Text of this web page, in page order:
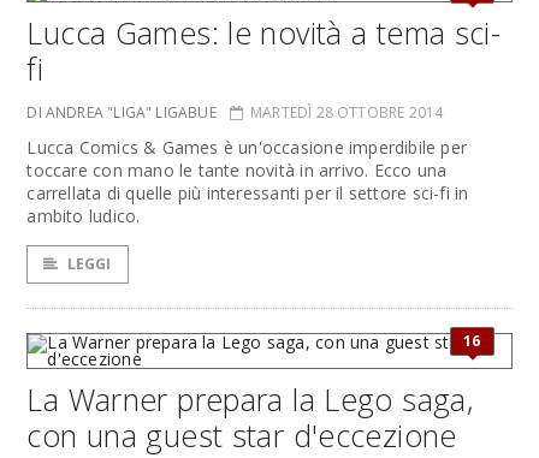
Lucca Games: le novità a tema sci-
fi
DI ANDREA "LIGA" LIGABUE MARTEDÌ 28 OTTOBRE 2014
Lucca Comics & Games è un'occasione imperdibile per
toccare con mano le tante novità in arrivo. Ecco una
carrellata di quelle più interessanti per il settore sci-fi in
ambito ludico.
LEGGI
16
La Warner prepara la Lego saga,
con una guest star d'eccezione